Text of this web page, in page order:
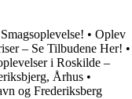
• Oplev
– Se Tilbudene Her! •
i Roskilde –
Århus •
og Frederiksberg